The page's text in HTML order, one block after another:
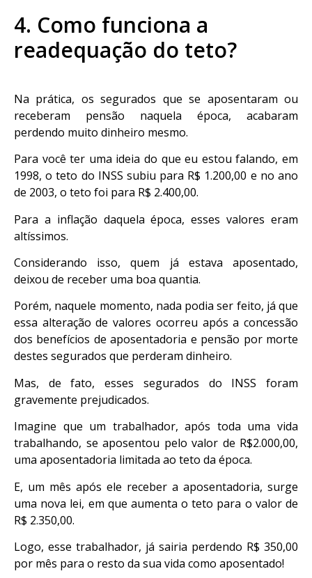
4. Como funciona a
readequação do teto?
Na prática, os segurados que se aposentaram ou
receberam pensão naquela época, acabaram
perdendo muito dinheiro mesmo.
Para você ter uma ideia do que eu estou falando, em
1998, o teto do INSS subiu para R$ 1.200,00 e no ano
de 2003, o teto foi para R$ 2.400,00.
Para a inflação daquela época, esses valores eram
altíssimos.
Considerando isso, quem já estava aposentado,
deixou de receber uma boa quantia.
Porém, naquele momento, nada podia ser feito, já que
essa alteração de valores ocorreu após a concessão
dos benefícios de aposentadoria e pensão por morte
destes segurados que perderam dinheiro.
Mas, de fato, esses segurados do INSS foram
gravemente prejudicados.
Imagine que um trabalhador, após toda uma vida
trabalhando, se aposentou pelo valor de R$2.000,00,
uma aposentadoria limitada ao teto da época.
E, um mês após ele receber a aposentadoria, surge
uma nova lei, em que aumenta o teto para o valor de
R$ 2.350,00.
Logo, esse trabalhador, já sairia perdendo R$ 350,00
por mês para o resto da sua vida como aposentado!